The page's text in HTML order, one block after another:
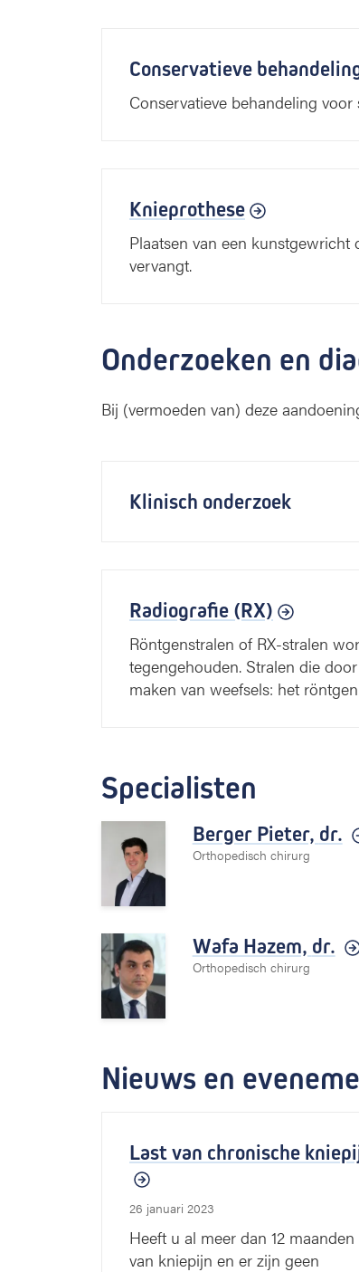
Conservatieve
Conservatieve behandeling
Knieprothese
Plaatsen van een
vervangt.
Onderzoeken en
Bij (vermoeden van) deze
Klinisch onderzoek
Radiografie (RX)
Röntgenstralen of RX-stralen
tegengehouden. Stralen die
maken van weefsels: het
Specialisten
Berger Pieter, dr.
Orthopedisch chirurg
Wafa Hazem, dr.
Orthopedisch chirurg
Nieuws en
Last van chronische
26 januari 2023
Heeft u al meer dan 12 maanden
van kniepijn en er zijn geen